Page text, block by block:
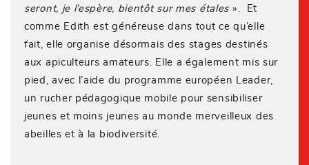
seront, je l’espère, bientôt sur mes étales ». Et
comme Edith est généreuse dans tout ce qu’elle
fait, elle organise désormais des stages destinés
aux apiculteurs amateurs. Elle a également mis sur
pied, avec l’aide du programme européen Leader,
un rucher pédagogique mobile pour sensibiliser
jeunes et moins jeunes au monde merveilleux des
abeilles et à la biodiversité.